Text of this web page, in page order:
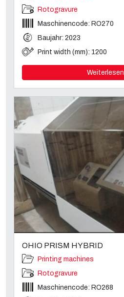
Rotogravure
Maschinencode: RO270
Baujahr: 2023
Print width (mm): 1200
Weiterlesen
OHIO PRISM HYBRID
Printing machines
Rotogravure
Maschinencode: RO268